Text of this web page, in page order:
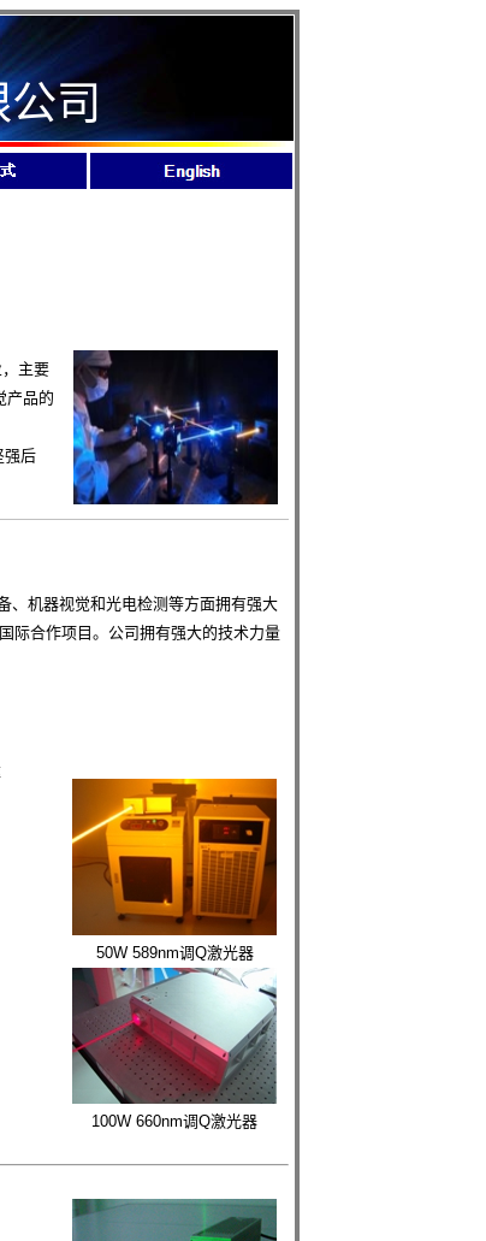
司
主要
产品的
强后
机器视觉和光电检测等方面拥有强大
际合作项目。公司拥有强大的技术力量
50W 589nm调Q激光器
100W 660nm调Q激光器